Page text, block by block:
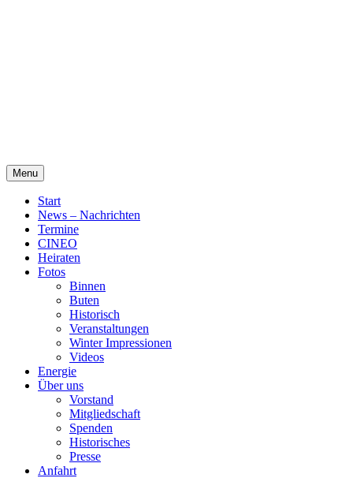
Menu
Start
News – Nachrichten
Termine
CINEO
Heiraten
Fotos
Binnen
Buten
Historisch
Veranstaltungen
Winter Impressionen
Videos
Energie
Über uns
Vorstand
Mitgliedschaft
Spenden
Historisches
Presse
Anfahrt